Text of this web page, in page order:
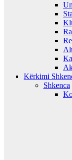
Kërkimi
Shkenca